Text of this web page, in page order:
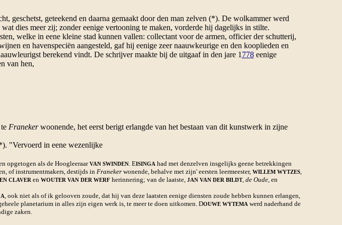
geteekend en daarna gemaakt door den man zelven (*). De wolkammer werd
wat dies meer zij; zonder eenige vertooning te maken, vorderde hij dagelijks in stilte.
welke in eene kleine stad kunnen vallen: collectant voor de armen, officier der schutterij,
en havenspeciën aangesteld, gaf hij eenige zeer naauwkeurige en den kooplieden en
berekend vindt. De schrijver maakte bij de uitgaaf in den jare 1 778eenige
van hen,
Franekerwoonende, het eerst berigt erlangde van het bestaan van dit kunstwerk in zijne
"Vervoerd in eene wezenlijke
opgetogen als de HoogleeraarVAN SWINDEN. EISINGA had met denzelven insgelijks geene betrekkingen
of instrumentmakers, destijds in Franekerwonende, behalve met zijn' eersten leermeester, WILLEM WYTZES,
CLAVER en WOUTER VAN DER WERFherinnering; van de laatste, JAN VAN DER BILDT, de Oude, en
, ook niet als of ik gelooven zoude, dat hij van deze laatsten eenige diensten zoude hebben kunnen erlangen,
planetarium in alles zijn eigen werk is, te meer te doen uitkomen. DOUWE WYTEMA werd naderhand de
zaken.